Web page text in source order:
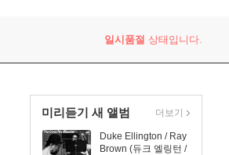
일시품절 상태입니다.
미리듣기 새 앨범
Duke Ellington / Ray
Brown (듀크 엘링턴 /
더보기